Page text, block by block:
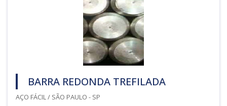
BARRA REDONDA TREFILADA
AÇO FÁCIL / SÃO PAULO - SP